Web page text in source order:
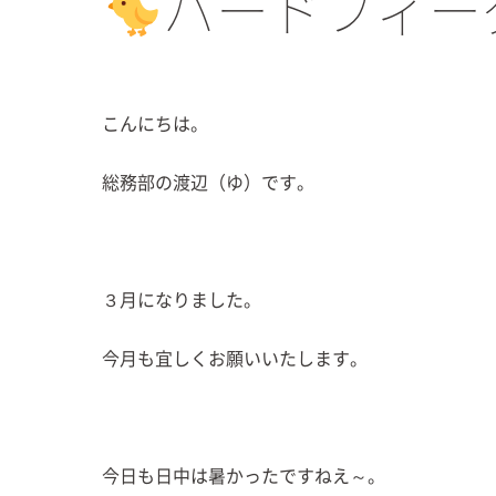
バードフィー
こんにちは。
総務部の渡辺（ゆ）です。
３月になりました。
今月も宜しくお願いいたします。
今日も日中は暑かったですねえ～。